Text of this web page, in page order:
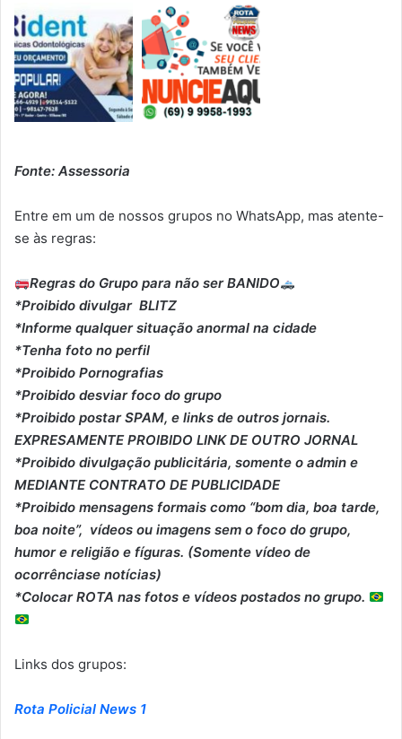
Fonte: Assessoria
Entre em um de nossos grupos no WhatsApp, mas atente-
se às regras:
Regras do Grupo para não ser BANIDO
*Proibido divulgar BLITZ
*Informe qualquer situação anormal na cidade
*Tenha foto no perfil
*Proibido Pornografias
*Proibido desviar foco do grupo
*Proibido postar SPAM, e links de outros jornais.
EXPRESAMENTE PROIBIDO LINK DE OUTRO JORNAL
*Proibido divulgação publicitária, somente o admin e
MEDIANTE CONTRATO DE PUBLICIDADE
*Proibido mensagens formais como “bom dia, boa tarde,
boa noite”, vídeos ou imagens sem o foco do grupo,
humor e religião e fíguras. (Somente vídeo de
ocorrênciase notícias)
*Colocar ROTA nas fotos e vídeos postados no grupo.
Links dos grupos:
Rota Policial News 1